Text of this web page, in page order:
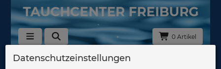
0 Artikel
Zurück
Datenschutzeinstellungen